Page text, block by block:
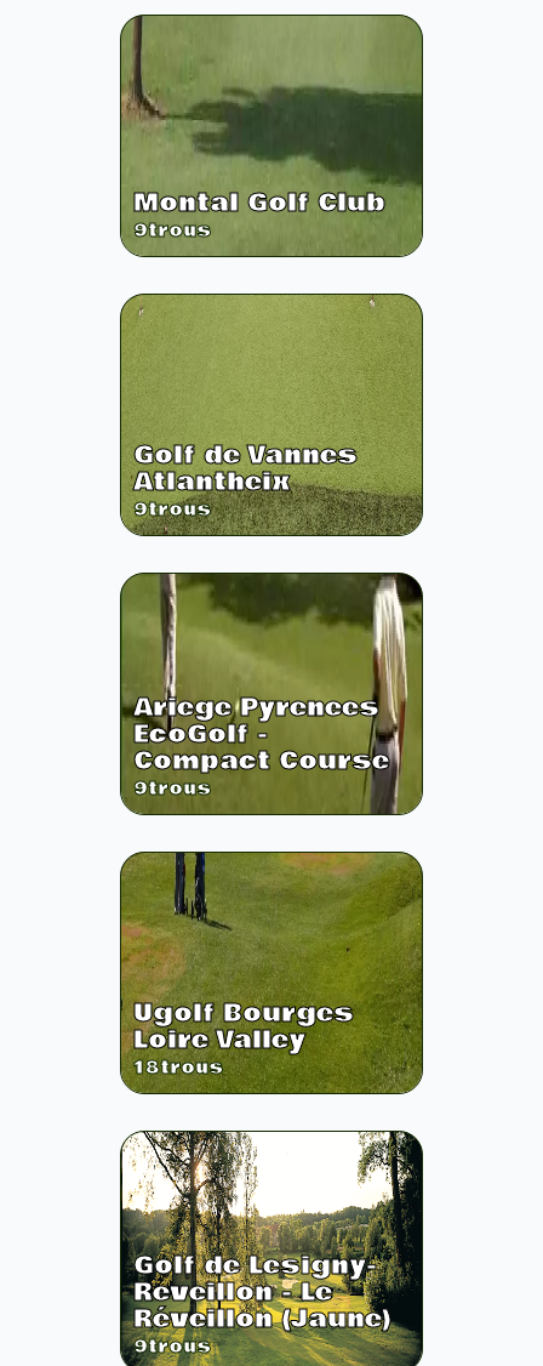
Montal Golf Club
9trous
Golf de Vannes
Atlantheix
9trous
Ariege Pyrenees
EcoGolf -
Compact Course
9trous
Ugolf Bourges
Loire Valley
18trous
Golf de Lesigny-
Reveillon - Le
Réveillon (Jaune)
9trous